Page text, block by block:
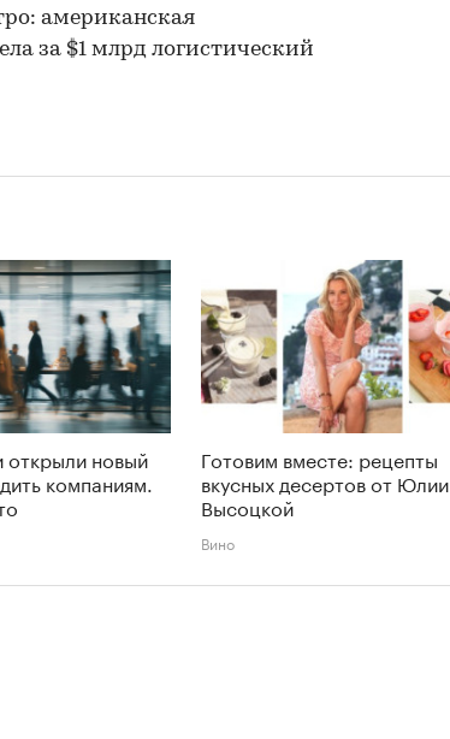
американская
за $1 млрд логистический
открыли новый
компаниям.
Готовим вместе: рецепты
вкусных десертов от Юлии
Высоцкой
Вино